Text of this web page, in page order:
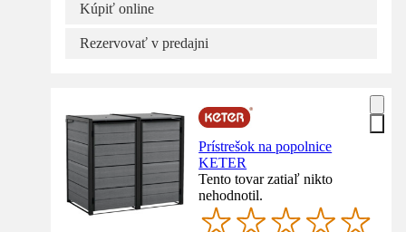
Kúpiť online
Rezervovať v predajni
Prístrešok na popolnice
KETER
Tento tovar zatiaľ nikto
nehodnotil.